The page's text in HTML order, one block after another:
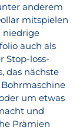
anderem
mitspielen
niedrige
auch als
Stop-loss-
das nächste
um etwas
und
Prämien